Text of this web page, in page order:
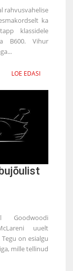
rahvusvahelise
ka
klassidele
B600. Vihur
LOE EDASI
Goodwoodi
uuelt
on esialgu
mille tellinud